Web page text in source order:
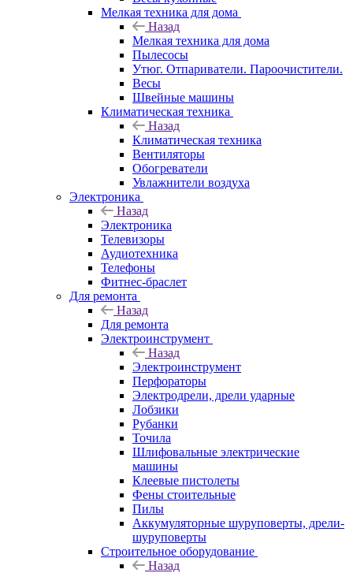
Мелкая техника для дома
Назад
Мелкая техника для дома
Пылесосы
Утюг. Отпариватели. Пароочистители.
Весы
Швейные машины
Климатическая техника
Назад
Климатическая техника
Вентиляторы
Обогреватели
Увлажнители воздуха
Электроника
Назад
Электроника
Телевизоры
Аудиотехника
Телефоны
Фитнес-браслет
Для ремонта
Назад
Для ремонта
Электроинструмент
Назад
Электроинструмент
Перфораторы
Электродрели, дрели ударные
Лобзики
Рубанки
Точила
Шлифовальные электрические
машины
Клеевые пистолеты
Фены стоительные
Пилы
Аккумуляторные шуруповерты, дрели-
шуруповерты
Строительное оборудование
Назад